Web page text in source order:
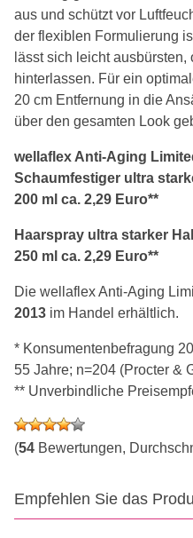
aus und schützt vor
der flexiblen Formulierung
lässt sich leicht
hinterlassen. Für ein
20 cm Entfernung in die
über den gesamten Look
wellaflex Anti-Aging
Schaumfestiger ultra
200 ml ca. 2,29 Euro**
Haarspray ultra starker
250 ml ca. 2,29 Euro**
Die wellaflex Anti-Aging
2013 im Handel erhältlich.
* Konsumentenbefragung
55 Jahre; n=204 (Procter &
** Unverbindliche
(54 Bewertungen,
Empfehlen Sie das